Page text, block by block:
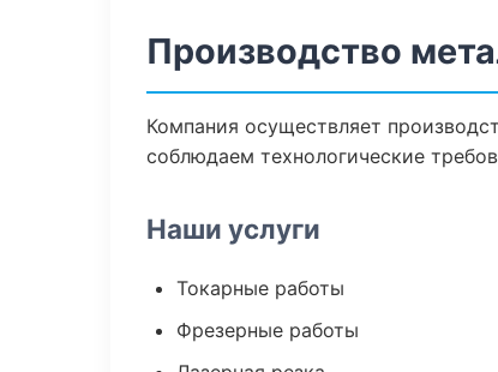
Производство
Компания осуществляет
соблюдаем технологические
Наши услуги
Токарные работы
Фрезерные работы